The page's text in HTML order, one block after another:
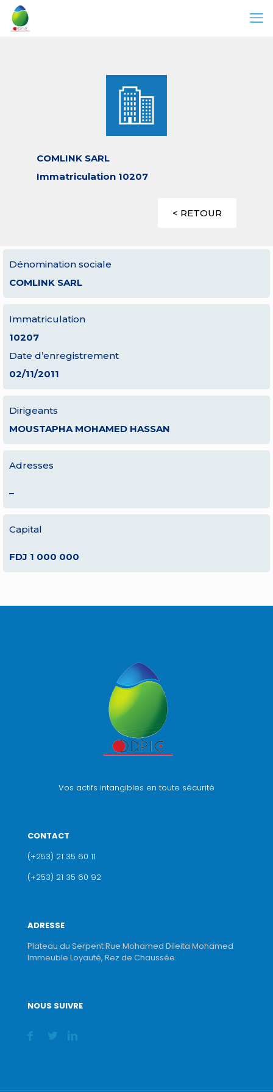
COMLINK SARL
Immatriculation 10207
< RETOUR
Dénomination sociale
COMLINK SARL
Immatriculation
10207
Date d’enregistrement
02/11/2011
Dirigeants
MOUSTAPHA MOHAMED HASSAN
Adresses
–
Capital
FDJ 1 000 000
Vos actifs intangibles en toute sécurité
CONTACT
(+253) 21 35 60 11
(+253) 21 35 60 92
ADRESSE
Plateau du Serpent Rue Mohamed Dileita Mohamed
Immeuble Loyauté, Rez de Chaussée.
NOUS SUIVRE